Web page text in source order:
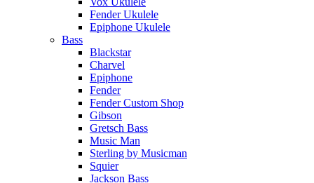
Fender Ukulele
Epiphone Ukulele
Bass
Blackstar
Charvel
Epiphone
Fender
Fender Custom Shop
Gibson
Gretsch Bass
Music Man
Sterling by Musicman
Squier
Jackson Bass